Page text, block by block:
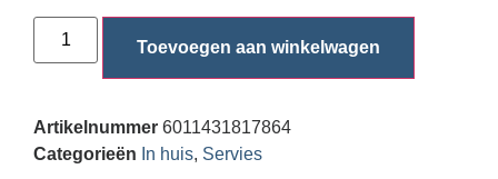
Toevoegen aan winkelwagen
Artikelnummer 6011431817864
Categorieën In huis, Servies